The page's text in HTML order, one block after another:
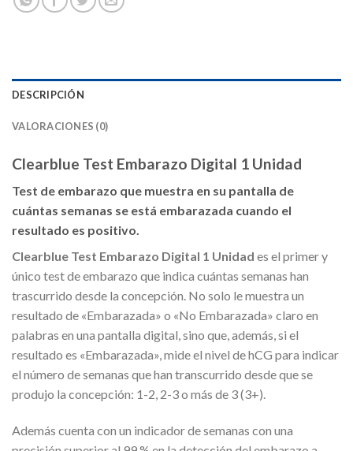
DESCRIPCIÓN
VALORACIONES (0)
Clearblue Test Embarazo Digital 1 Unidad
Test de embarazo que muestra en su pantalla de
cuántas semanas se está embarazada cuando el
resultado es positivo.
Clearblue Test Embarazo Digital 1 Unidad es el primer y
único test de embarazo que indica cuántas semanas han
trascurrido desde la concepción. No solo le muestra un
resultado de «Embarazada» o «No Embarazada» claro en
palabras en una pantalla digital, sino que, además, si el
resultado es «Embarazada», mide el nivel de hCG para indicar
el número de semanas que han transcurrido desde que se
produjo la concepción: 1-2, 2-3 o más de 3 (3+).
Además cuenta con un indicador de semanas con una